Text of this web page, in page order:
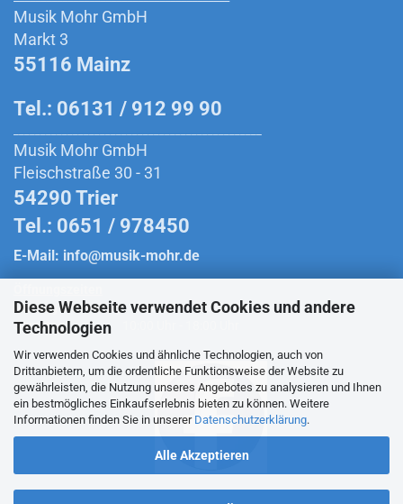
Diese Webseite verwendet Cookies und andere
Technologien
Wir verwenden Cookies und ähnliche Technologien, auch von
Drittanbietern, um die ordentliche Funktionsweise der Website zu
gewährleisten, die Nutzung unseres Angebotes zu analysieren und Ihnen
ein bestmögliches Einkaufserlebnis bieten zu können. Weitere
Informationen finden Sie in unserer Datenschutzerklärung.
Alle Akzeptieren
Musik Mohr GmbH
Markt 3
55116 Mainz
Tel.: 06131 / 912 99 90
Musik Mohr GmbH
Fleischstraße 30 - 31
54290 Trier
Tel.: 0651 / 978450
E-Mail: info@musik-mohr.de
Montag bis Freitag:10:00 Uhr - 18:30 Uhr
Samstag:10:00 Uhr - 18:00 Uhr
Folge uns auf Facebook